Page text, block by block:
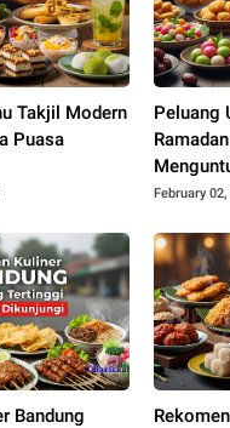
Takjil Modern
Puasa
Peluang
Modal
February 02,
Bandung